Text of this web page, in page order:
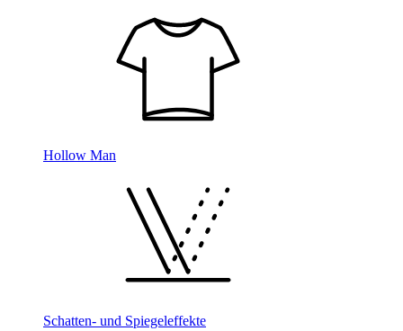
Hollow Man
Schatten- und Spiegeleffekte